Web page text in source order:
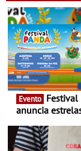
Evento
anuncia
- Entre Junho
país